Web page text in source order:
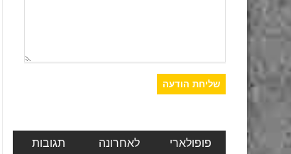
פופולארי לאחרונה תגובות